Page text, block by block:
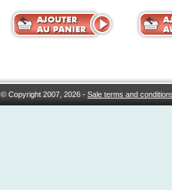
© Copyright 2007, 2026 -Sale terms and